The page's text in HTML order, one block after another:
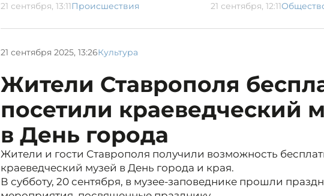
21 сентября, 13:11Происшествия 21 сентября, 12:11
21 сентября 2025, 13:26Культура
Жители Ставрополя
посетили краеведческий
в День города
Жители и гости Ставрополя получили возможность
краеведческий музей в День города и края.
В субботу, 20 сентября, в музее-заповеднике прошли